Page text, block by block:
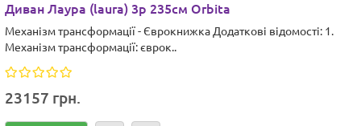
Диван Лаура (laura) 3р 235см Orbita
Механізм трансформації - Єврокнижка Додаткові відомості: 1.
Механізм трансформації: єврок..
23157 грн.